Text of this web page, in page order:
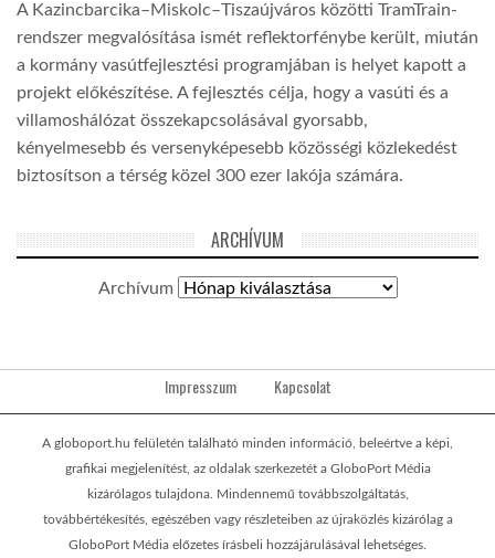
A Kazincbarcika–Miskolc–Tiszaújváros közötti TramTrain-
rendszer megvalósítása ismét reflektorfénybe került, miután
a kormány vasútfejlesztési programjában is helyet kapott a
projekt előkészítése. A fejlesztés célja, hogy a vasúti és a
villamoshálózat összekapcsolásával gyorsabb,
kényelmesebb és versenyképesebb közösségi közlekedést
biztosítson a térség közel 300 ezer lakója számára.
ARCHÍVUM
Archívum
Impresszum Kapcsolat
A globoport.hu felületén található minden információ, beleértve a képi,
grafikai megjelenítést, az oldalak szerkezetét a GloboPort Média
kizárólagos tulajdona. Mindennemű továbbszolgáltatás,
továbbértékesítés, egészében vagy részleteiben az újraközlés kizárólag a
GloboPort Média előzetes írásbeli hozzájárulásával lehetséges.